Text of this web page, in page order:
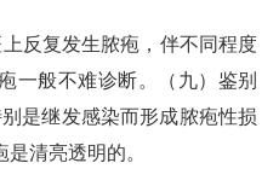
反复发生脓疱，伴不同程度
一般不难诊断。（九）鉴别
是继发感染而形成脓疱性损
清亮透明的。